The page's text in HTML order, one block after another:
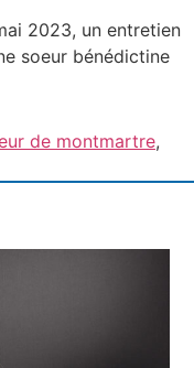
2023, un entretien
soeur bénédictine
de montmartre,